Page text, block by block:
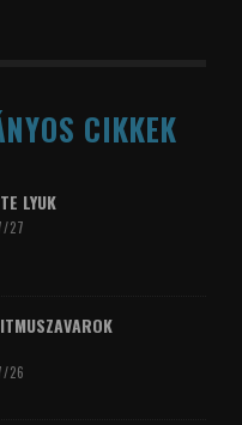
CIKKEK
LYUK
27
26